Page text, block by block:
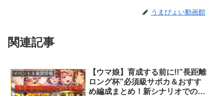
うまぴょい動画館
関連記事
イベント＆最新情報
【ウマ娘】育成する前に!!”長距離
ロング杯”必須級サポカ＆おすす
め編成まとめ！新シナリオでのデ